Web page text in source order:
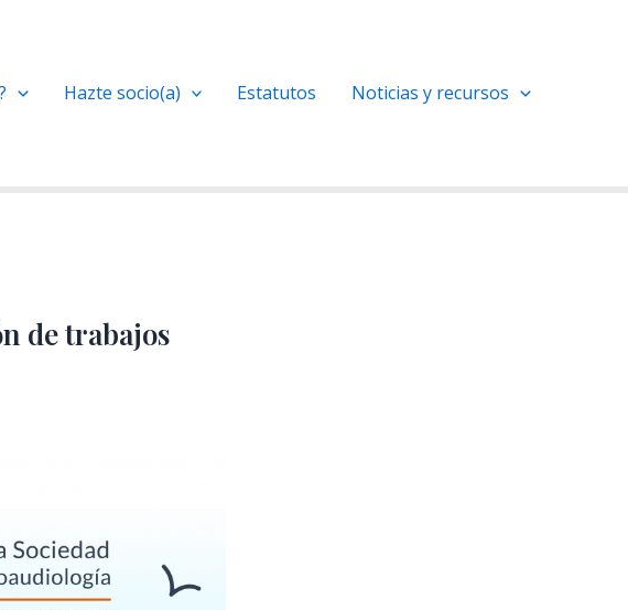
Hazte socio(a) Estatutos Noticias y recursos
de trabajos